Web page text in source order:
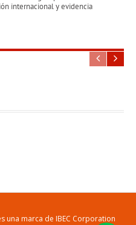
internacional y evidencia
una marca de IBEC Corporation